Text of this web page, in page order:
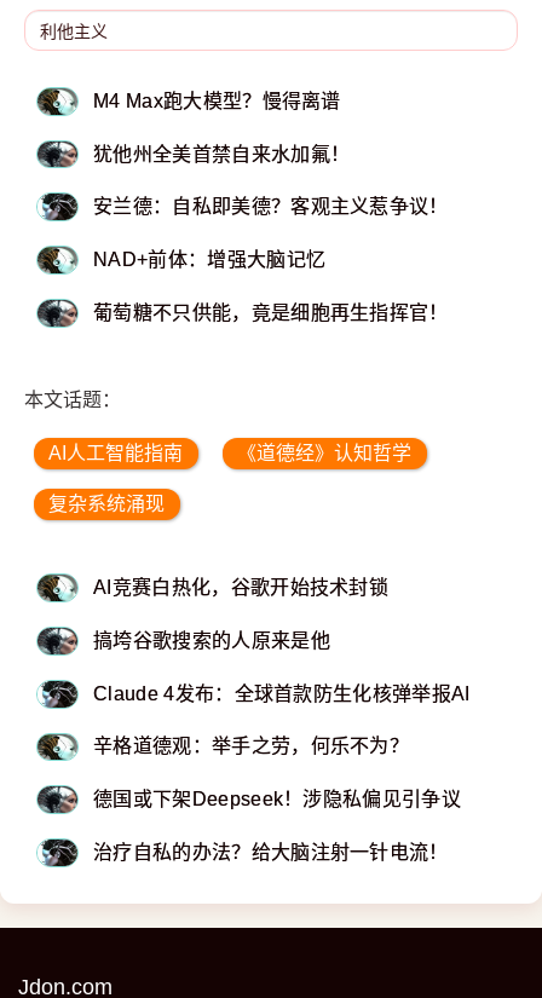
M4 Max跑大模型？慢得离谱
犹他州全美首禁自来水加氟！
安兰德：自私即美德？客观主义惹争议！
NAD+前体：增强大脑记忆
葡萄糖不只供能，竟是细胞再生指挥官！
本文话题：
AI人工智能指南 《道德经》认知哲学
复杂系统涌现
AI竞赛白热化，谷歌开始技术封锁
搞垮谷歌搜索的人原来是他
Claude 4发布：全球首款防生化核弹举报AI
辛格道德观：举手之劳，何乐不为？
德国或下架Deepseek！涉隐私偏见引争议
治疗自私的办法？给大脑注射一针电流！
Jdon.com